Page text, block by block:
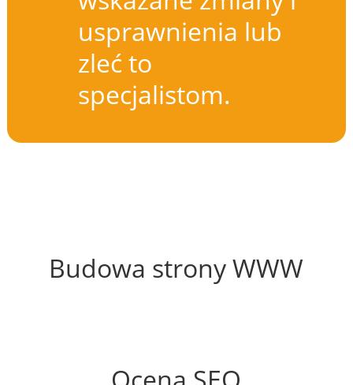
usprawnienia lub
zleć to
specjalistom.
Budowa strony WWW